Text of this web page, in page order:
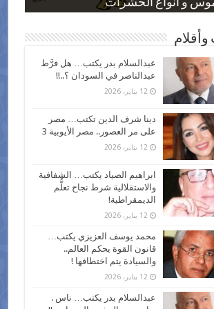
و أنواع الحشرات
بعد ارتفاع الأسعار
نسبة الطلاق في مصر
كاركاتيرية
كاركاتيرية
وأقلام
عبدالسلام بدر يكتب… هل فرَّط
عبدالناصر في السودان ؟..!!
12 يناير، 2026
دينا شرف الدين تكتب… مصر
على مر العصور.. مصر الأيوبية 3
12 يناير، 2026
ابراهيم الصياد يكتب… الشفافية
والاستقلالية شرط نجاح تعلُّم
الديمقراطية!
12 يناير، 2026
محمد يوسف العزيزي يكتب…
قانون القوة يحكم العالم..
والسيادة يتم اختطافها !
12 يناير، 2026
عبدالسلام بدر يكتب… ناس .